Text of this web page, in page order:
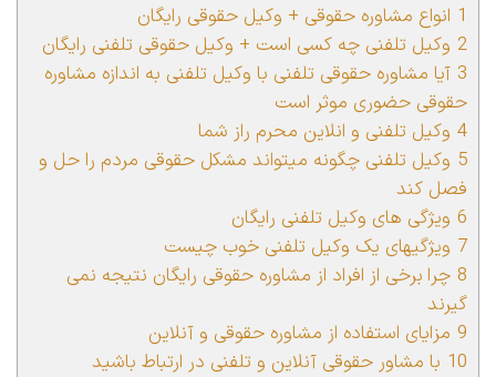
1 انواع مشاوره حقوقی + وکیل حقوقی رایگان
2 وکیل تلفنی چه کسی است + وکیل حقوقی تلفنی رایگان
3 آیا مشاوره حقوقی تلفنی با وکیل تلفنی به اندازه مشاوره
حقوقی حضوری موثر است
4 وکیل تلفنی و انلاین محرم راز شما
5 وکیل تلفنی چگونه میتواند مشکل حقوقی مردم را حل و
فصل کند
6 ویژگی های وکیل تلفنی رایگان
7 ویژگیهای یک وکیل تلفنی خوب چیست
8 چرا برخی از افراد از مشاوره حقوقی رایگان نتیجه نمی
گیرند
9 مزایای استفاده از مشاوره حقوقی و آنلاین
10 با مشاور حقوقی آنلاین و تلفنی در ارتباط باشید